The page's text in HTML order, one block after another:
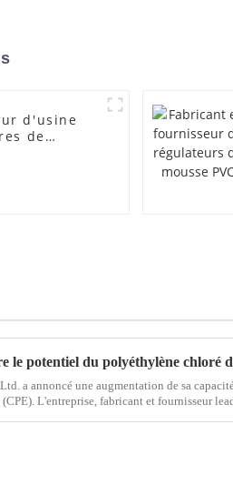
d'usine
de
a annoncé une augmentation de sa
L'entreprise, fabricant et fournisseur